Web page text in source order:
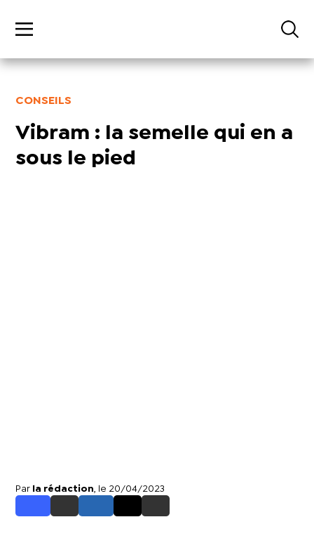
CONSEILS
Vibram : la semelle qui en a
sous le pied
Par la rédaction , le 20/04/2023